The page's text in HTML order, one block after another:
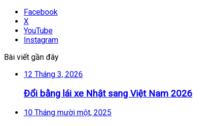
Facebook
X
YouTube
Instagram
Bài viết gần đây
12 Tháng 3, 2026
Đổi bằng lái xe Nhật sang Việt Nam 2026
10 Tháng mười một, 2025